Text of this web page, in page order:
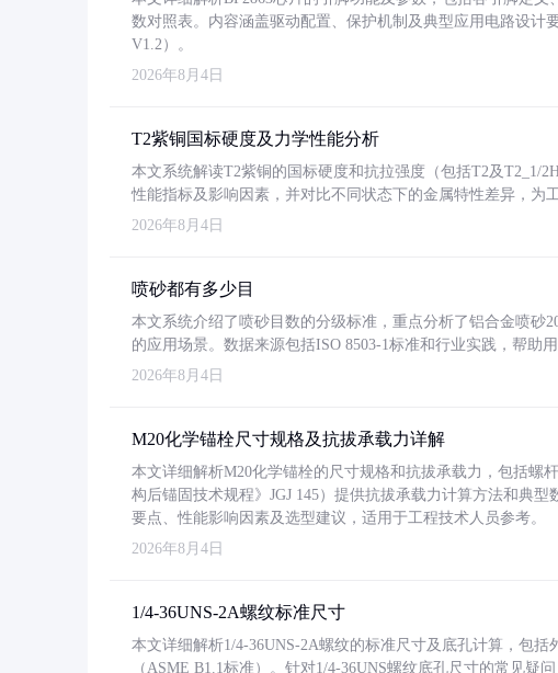
数对照表。内容涵盖驱动配置、保护机制及典型应用电路设计
V1.2）。
2026年8月4日
T2紫铜国标硬度及力学性能分析
本文系统解读T2紫铜的国标硬度和抗拉强度（包括T2及T2_1/
性能指标及影响因素，并对比不同状态下的金属特性差异，为
2026年8月4日
喷砂都有多少目
本文系统介绍了喷砂目数的分级标准，重点分析了铝合金喷砂
的应用场景。数据来源包括ISO 8503-1标准和行业实践，帮助
2026年8月4日
M20化学锚栓尺寸规格及抗拔承载力详解
本文详细解析M20化学锚栓的尺寸规格和抗拔承载力，包括螺
构后锚固技术规程》JGJ 145）提供抗拔承载力计算方法和典
要点、性能影响因素及选型建议，适用于工程技术人员参考。
2026年8月4日
1/4-36UNS-2A螺纹标准尺寸
本文详细解析1/4-36UNS-2A螺纹的标准尺寸及底孔计算，包
（ASME B1.1标准）。针对1/4-36UNS螺纹底孔尺寸的常见